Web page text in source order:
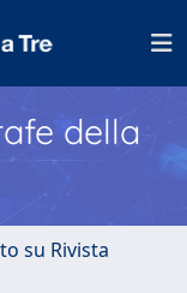
della
su Rivista